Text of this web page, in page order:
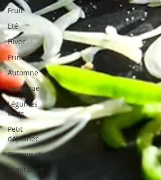
Fruit
Eté
Hiver
Printemps
Automne
Barbecue
Légumes
verts
Petit
déjeuner
Organisation
Végétarien